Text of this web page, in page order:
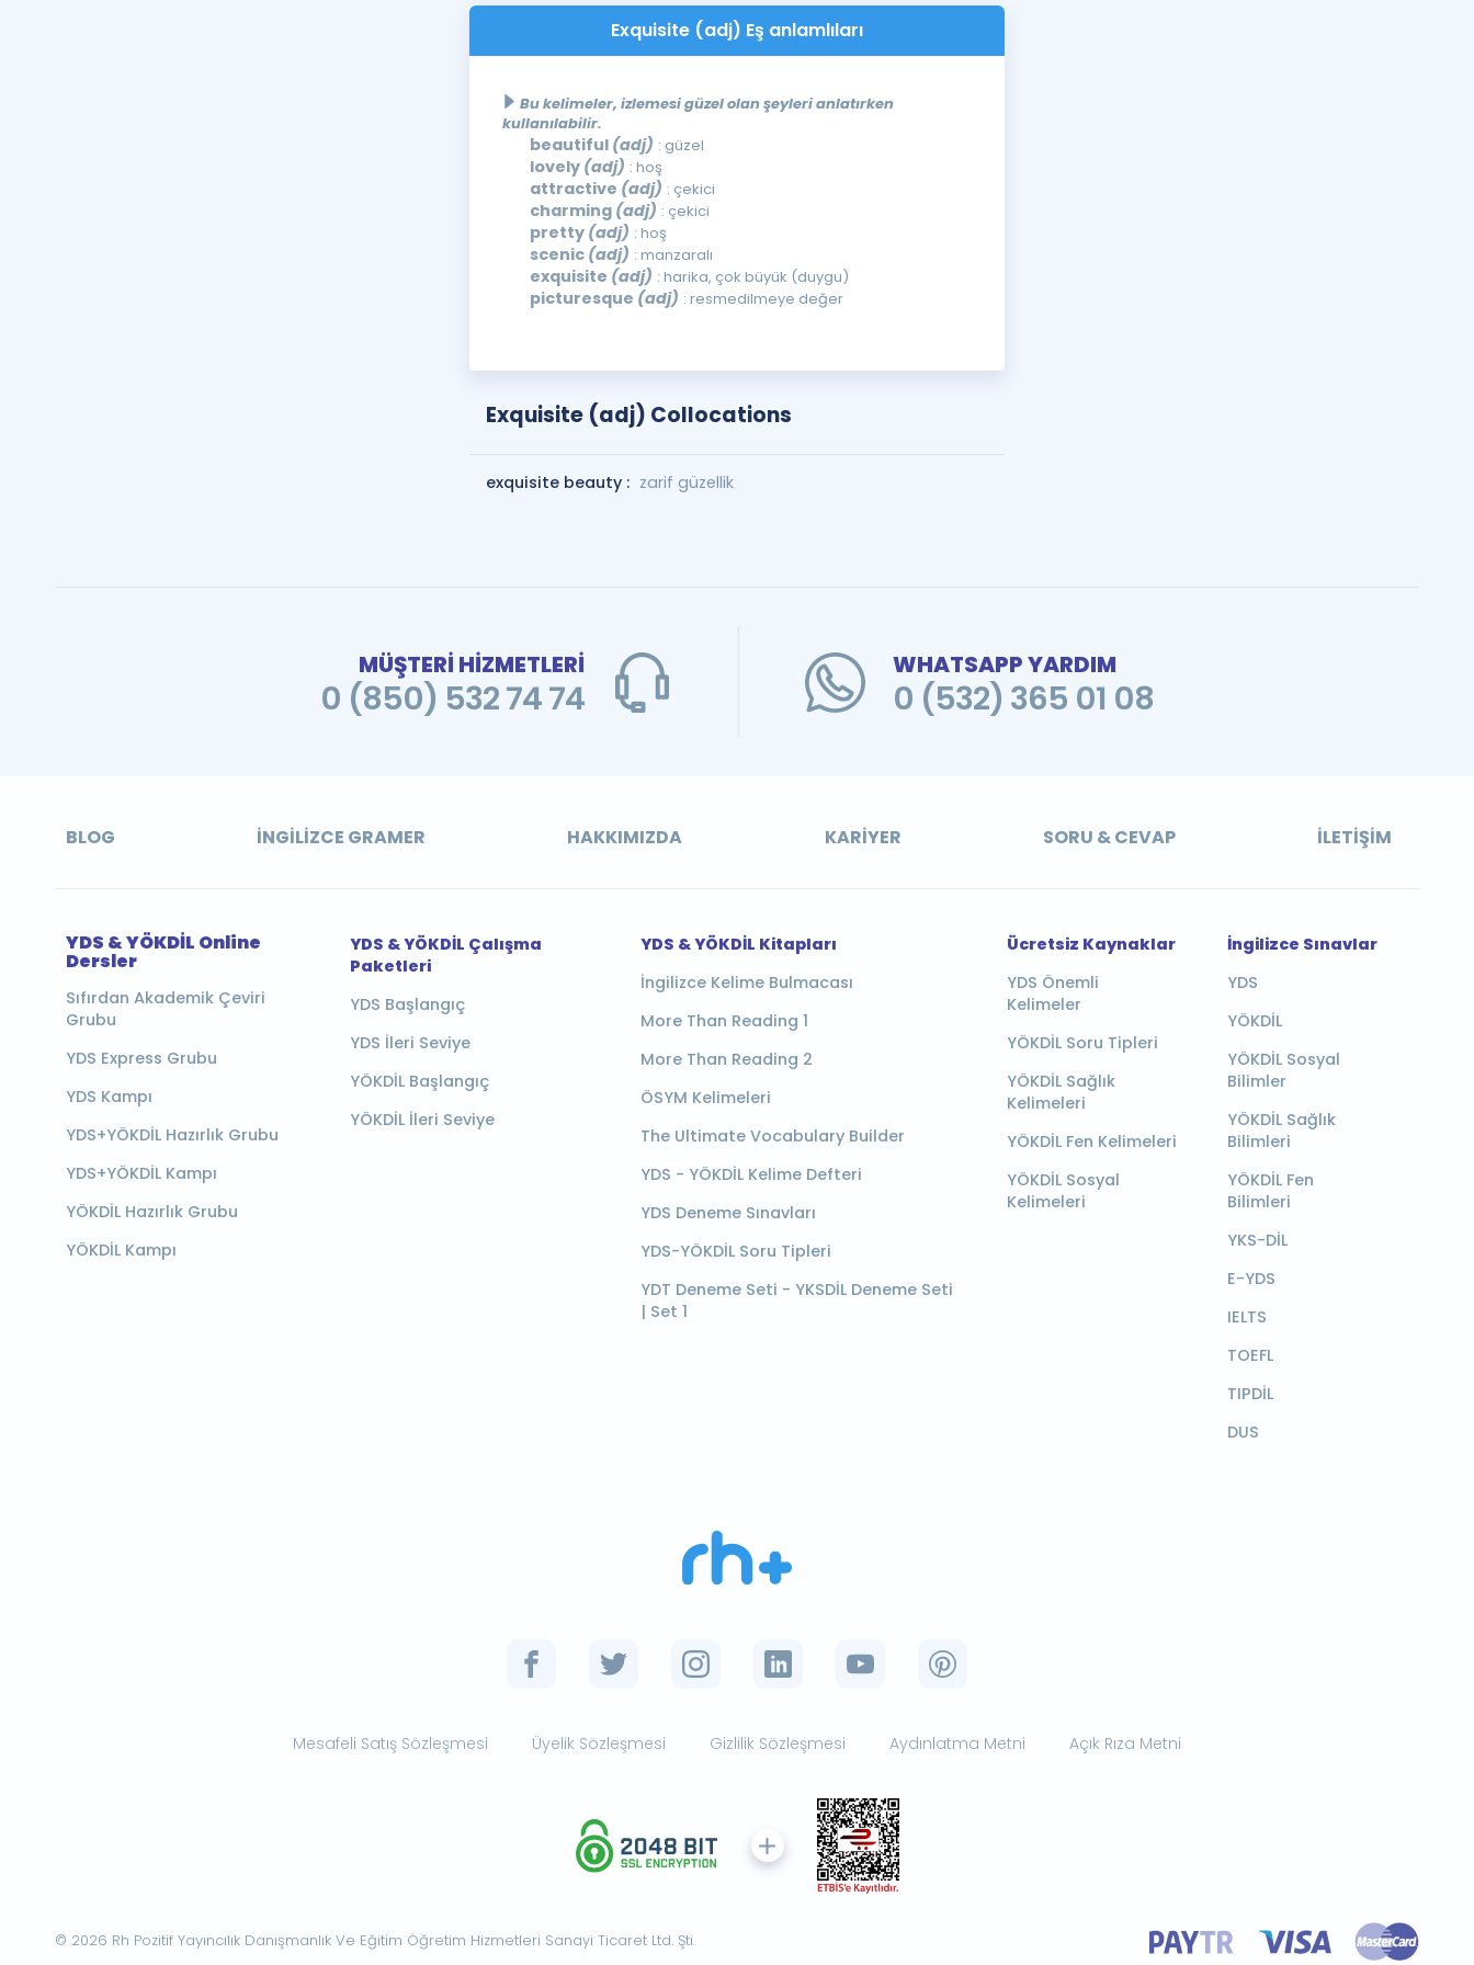
Exquisite (adj) Eş anlamlıları
Bu kelimeler, izlemesi güzel olan şeyleri anlatırken
kullanılabilir.
beautiful (adj) : güzel
lovely (adj) : hoş
attractive (adj) : çekici
charming (adj) : çekici
pretty (adj) : hoş
scenic (adj) : manzaralı
exquisite (adj) : harika, çok büyük (duygu)
picturesque (adj) : resmedilmeye değer
Exquisite (adj) Collocations
exquisite beauty : zarif güzellik
MÜŞTERİ HİZMETLERİ
0 (850) 532 74 74
WHATSAPP YARDIM
0 (532) 365 01 08
BLOG İNGILIZCE GRAMER HAKKIMIZDA KARIYER SORU & CEVAP İLETIŞIM
YDS & YÖKDİL Online
Dersler
Sıfırdan Akademik Çeviri
Grubu
YDS Express Grubu
YDS Kampı
YDS+YÖKDİL Hazırlık Grubu
YDS+YÖKDİL Kampı
YÖKDİL Hazırlık Grubu
YÖKDİL Kampı
YDS & YÖKDİL Çalışma
Paketleri
YDS Başlangıç
YDS İleri Seviye
YÖKDİL Başlangıç
YÖKDİL İleri Seviye
YDS & YÖKDİL Kitapları
İngilizce Kelime Bulmacası
More Than Reading 1
More Than Reading 2
ÖSYM Kelimeleri
The Ultimate Vocabulary Builder
YDS - YÖKDİL Kelime Defteri
YDS Deneme Sınavları
YDS-YÖKDİL Soru Tipleri
YDT Deneme Seti - YKSDİL Deneme Seti
| Set 1
Ücretsiz Kaynaklar
YDS Önemli
Kelimeler
YÖKDİL Soru Tipleri
YÖKDİL Sağlık
Kelimeleri
YÖKDİL Fen Kelimeleri
YÖKDİL Sosyal
Kelimeleri
İngilizce Sınavlar
YDS
YÖKDİL
YÖKDİL Sosyal
Bilimler
YÖKDİL Sağlık
Bilimleri
YÖKDİL Fen
Bilimleri
YKS-DİL
E-YDS
IELTS
TOEFL
TIPDİL
DUS
Mesafeli Satış Sözleşmesi Üyelik Sözleşmesi Gizlilik Sözleşmesi Aydınlatma Metni Açık Rıza Metni
© 2026 Rh Pozitif Yayıncılık Danışmanlık Ve Eğitim Öğretim Hizmetleri Sanayi Ticaret Ltd. Şti.